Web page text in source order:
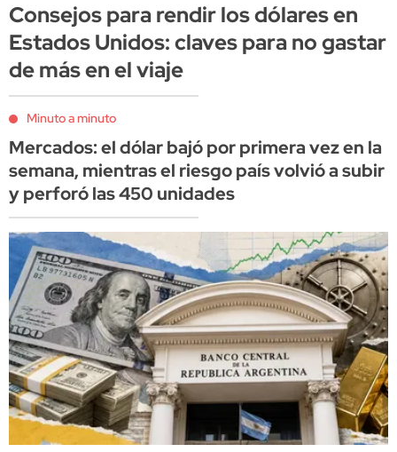
Consejos para rendir los dólares en
Estados Unidos: claves para no gastar
de más en el viaje
Minuto a minuto
Mercados: el dólar bajó por primera vez en la
semana, mientras el riesgo país volvió a subir
y perforó las 450 unidades